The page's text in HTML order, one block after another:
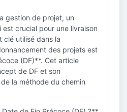
gestion de projet, un
est crucial pour une livraison
clé utilisé dans la
des projets est
(DF)**. Cet article
de DF et son
la méthode du chemin